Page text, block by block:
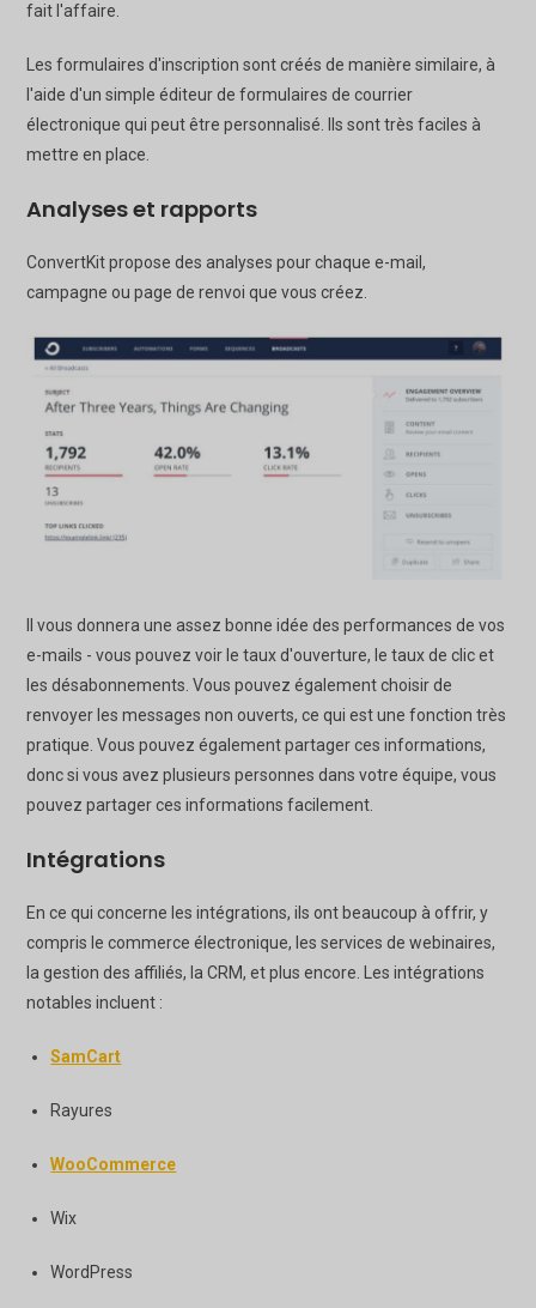
fait l'affaire.
Les formulaires d'inscription sont créés de manière similaire, à
l'aide d'un simple éditeur de formulaires de courrier
électronique qui peut être personnalisé. Ils sont très faciles à
mettre en place.
Analyses et rapports
ConvertKit propose des analyses pour chaque e-mail,
campagne ou page de renvoi que vous créez.
Il vous donnera une assez bonne idée des performances de vos
e-mails - vous pouvez voir le taux d'ouverture, le taux de clic et
les désabonnements. Vous pouvez également choisir de
renvoyer les messages non ouverts, ce qui est une fonction très
pratique. Vous pouvez également partager ces informations,
donc si vous avez plusieurs personnes dans votre équipe, vous
pouvez partager ces informations facilement.
Intégrations
En ce qui concerne les intégrations, ils ont beaucoup à offrir, y
compris le commerce électronique, les services de webinaires,
la gestion des affiliés, la CRM, et plus encore. Les intégrations
notables incluent :
SamCart
Rayures
WooCommerce
Wix
WordPress